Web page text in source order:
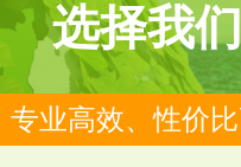
选择我
专业高效、性价